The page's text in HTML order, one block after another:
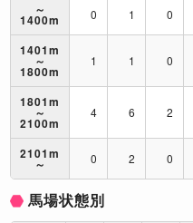
～
1400m 0 1 0
1401m
～
1800m
1 1 0
1801m
～
2100m
4 6 2
2101m
～ 0 2 0
馬場状態別